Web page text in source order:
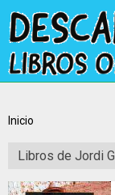
Inicio
Libros de Jordi